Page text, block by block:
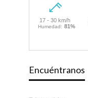
Encuéntranos